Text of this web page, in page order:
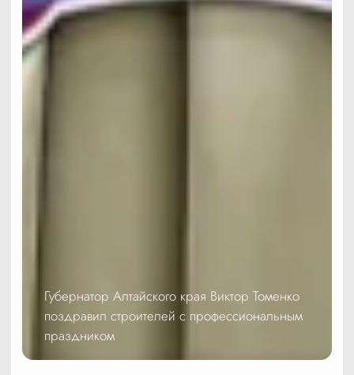
Губернатор Алтайского края Виктор Томенко
поздравил строителей с профессиональным
праздником